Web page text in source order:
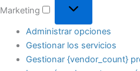
Marketing
Administrar opciones
Gestionar los servicios
Gestionar {vendor_count}